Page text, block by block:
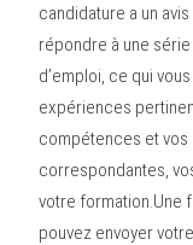
candidature a un
répondre à une
d’emploi, ce qui
expériences
compétences et
correspondantes,
votre formation.Une
pouvez envoyer